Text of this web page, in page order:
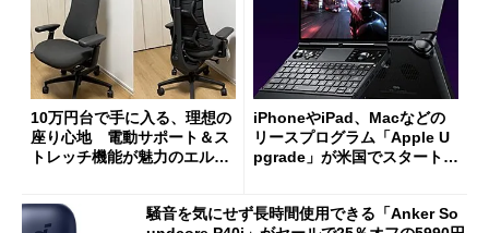
10万円台で手に入る、理想の
座り心地 電動サポート＆ス
トレッチ機能が魅力のエルゴ
iPhoneやiPad、Macなどの
リースプログラム「Apple U
pgrade」が米国でスタート／
ut」が明...
騒音を気にせず長時間使用できる「Anker So